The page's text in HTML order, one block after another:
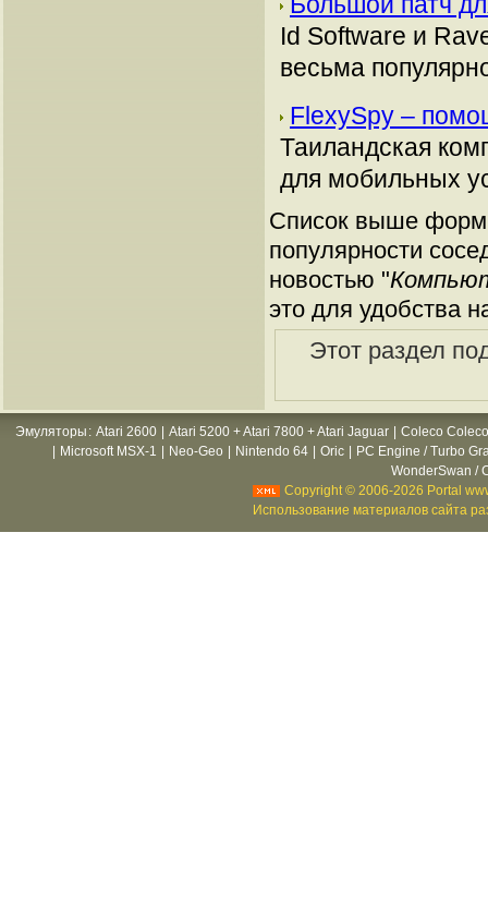
Id Software и
весьма
FlexySpy –
Таиландская
для мобильных
Список выше
популярности
новостью "
это для удобства
Этот раздел
Эмуляторы : Atari 2600 Atari 5200 + Atari 7800 + Atari Jaguar
Coleco
Microsoft MSX-1 Neo-Geo Nintendo 64 Oric
PC Engine / Turbo
WonderSwan /
Copyright © 2006-2026 Portal
Использование материалов сайта